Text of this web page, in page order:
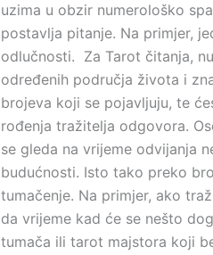
uzima u obzir numerološko
postavlja pitanje. Na primjer,
odlučnosti. Za Tarot čitanja,
određenih područja života i
brojeva koji se pojavljuju, te
rođenja tražitelja odgovora.
se gleda na vrijeme odvijanja
budućnosti. Isto tako preko
tumačenje. Na primjer, ako
da vrijeme kad će se nešto
tumača ili tarot majstora koji